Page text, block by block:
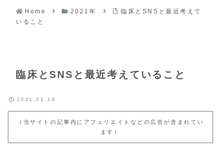
Home 2021年
臨床とSNSと最近考えて
いること
臨床とSNSと最近考えていること
2021.01.16
（当サイトの記事内にアフェリエイトなどの広告が含まれてい
ます）